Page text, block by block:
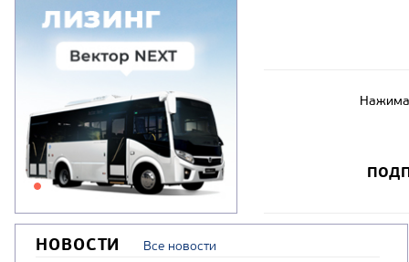
НОВОСТИ Все новости